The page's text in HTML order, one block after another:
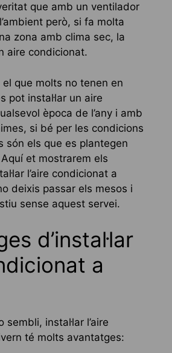
que amb un ventilador
però, si fa molta
zona amb clima sec, la
aire condicionat.
que molts no tenen en
pot instal·lar un aire
època de l’any i amb
si bé per les condicions
són els que es plantegen
et mostrarem els
l’aire condicionat a
deixis passar els mesos i
sense aquest servei.
d’instal·lar
a
sembli, instal·lar l’aire
té molts avantatges: